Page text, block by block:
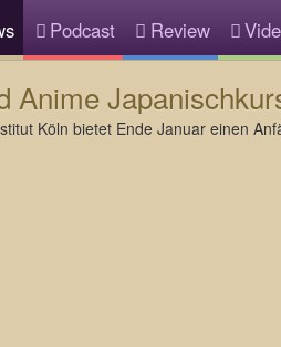
Podcast Review
Anime
Köln bietet Ende Januar einen